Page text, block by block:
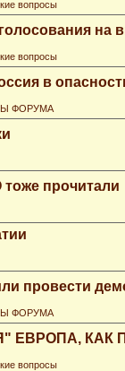
вопросы
на
вопросы
в
ФОРУМА
прочитали
провести
ФОРУМА
ЕВРОПА, КАК
вопросы